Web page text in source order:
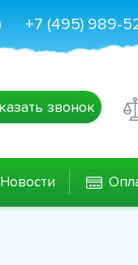
+7 (495) 989-
звонок
Новости